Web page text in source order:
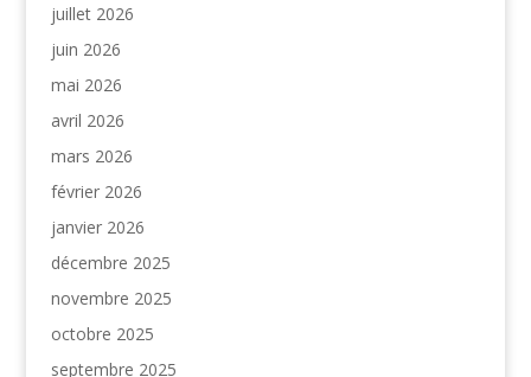
juillet 2026
juin 2026
mai 2026
avril 2026
mars 2026
février 2026
janvier 2026
décembre 2025
novembre 2025
octobre 2025
septembre 2025